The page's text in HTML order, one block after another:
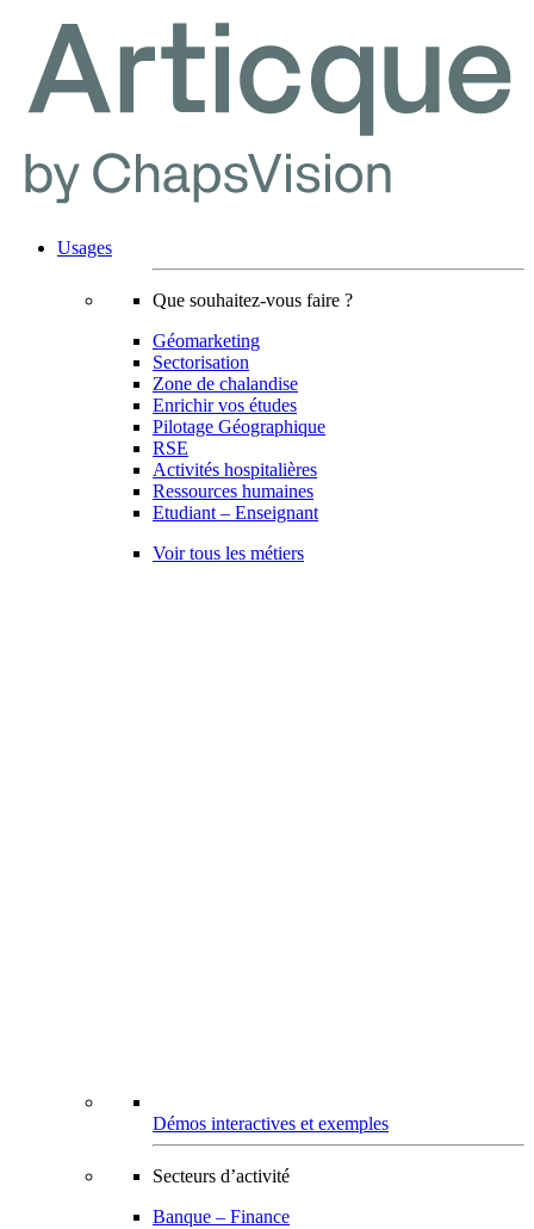
Usages
Que souhaitez-vous faire ?
Géomarketing
Sectorisation
Zone de chalandise
Enrichir vos études
Pilotage Géographique
RSE
Activités hospitalières
Ressources humaines
Etudiant – Enseignant
Voir tous les métiers
Démos interactives et exemples
Secteurs d’activité
Banque – Finance